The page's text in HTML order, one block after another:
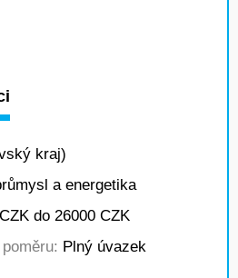
kraj)
a energetika
do 26000 CZK
Plný úvazek